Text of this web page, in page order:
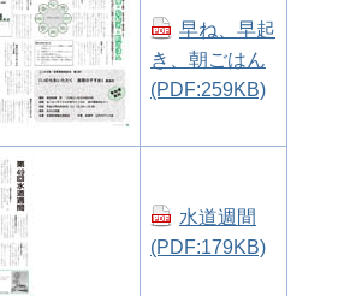
早ね、早起
き、朝ごはん
(PDF:259KB)
水道週間
(PDF:179KB)